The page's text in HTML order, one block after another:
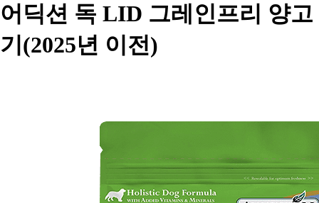
어딕션 독 LID 그레인프리 양고
기(2025년 이전)